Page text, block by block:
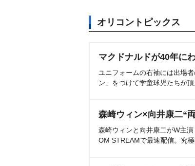
オリコントピックス
マクドナルドが40年に
ユニフォームの右袖には出場
ン」をつけて学童球児たちが
森崎ウィン×向井康二“
森崎ウィンと向井康二がW主
OM STREAMで最速配信。究極